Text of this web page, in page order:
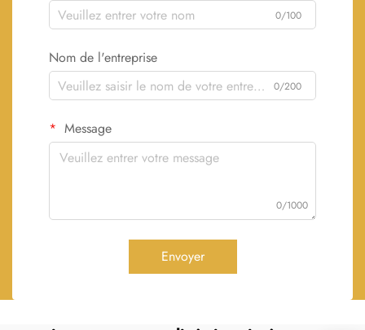
0/100
Nom de l'entreprise
0/200
Message
0/1000
Envoyer